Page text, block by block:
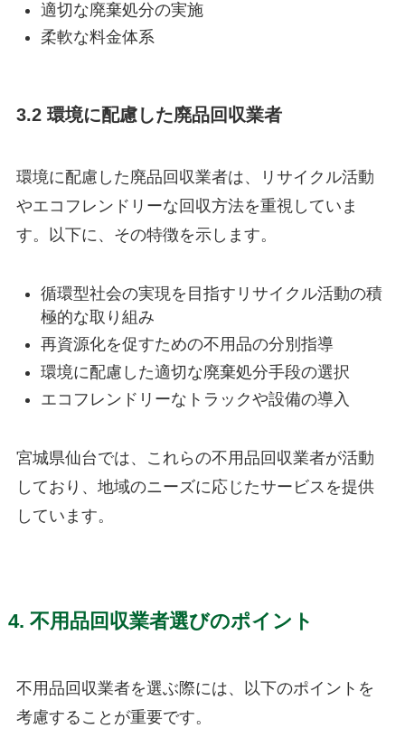
適切な廃棄処分の実施
柔軟な料金体系
3.2 環境に配慮した廃品回収業者
環境に配慮した廃品回収業者は、リサイクル活動
やエコフレンドリーな回収方法を重視していま
す。以下に、その特徴を示します。
循環型社会の実現を目指すリサイクル活動の積
極的な取り組み
再資源化を促すための不用品の分別指導
環境に配慮した適切な廃棄処分手段の選択
エコフレンドリーなトラックや設備の導入
宮城県仙台では、これらの不用品回収業者が活動
しており、地域のニーズに応じたサービスを提供
しています。
4. 不用品回収業者選びのポイント
不用品回収業者を選ぶ際には、以下のポイントを
考慮することが重要です。